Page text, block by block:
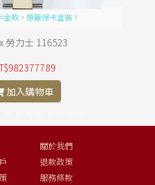
金款，原廠保卡盒裝！
勞力士 116523
加入購物車
關於我們
退款政策
服務條款